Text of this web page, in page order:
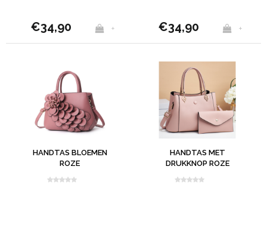
€34,90 + €34,90 +
HANDTAS BLOEMEN
ROZE
HANDTAS MET
DRUKKNOP ROZE